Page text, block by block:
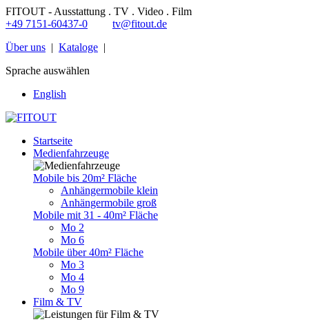
FITOUT - Ausstattung . TV . Video . Film
+49 7151-60437-0
tv@fitout.de
Über uns | Kataloge |
Sprache auswählen
English
Startseite
Medienfahrzeuge
Mobile bis 20m² Fläche
Anhängermobile klein
Anhängermobile groß
Mobile mit 31 - 40m² Fläche
Mo 2
Mo 6
Mobile über 40m² Fläche
Mo 3
Mo 4
Mo 9
Film & TV